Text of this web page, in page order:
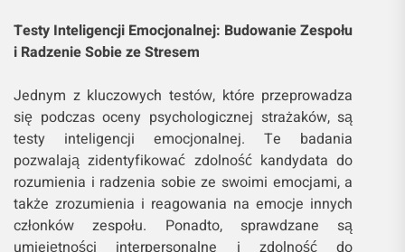
Testy Inteligencji Emocjonalnej: Budowanie Zespołu
i Radzenie Sobie ze Stresem
Jednym z kluczowych testów, które przeprowadza
się podczas oceny psychologicznej strażaków, są
testy inteligencji emocjonalnej. Te badania
pozwalają zidentyfikować zdolność kandydata do
rozumienia i radzenia sobie ze swoimi emocjami, a
także zrozumienia i reagowania na emocje innych
członków zespołu. Ponadto, sprawdzane są